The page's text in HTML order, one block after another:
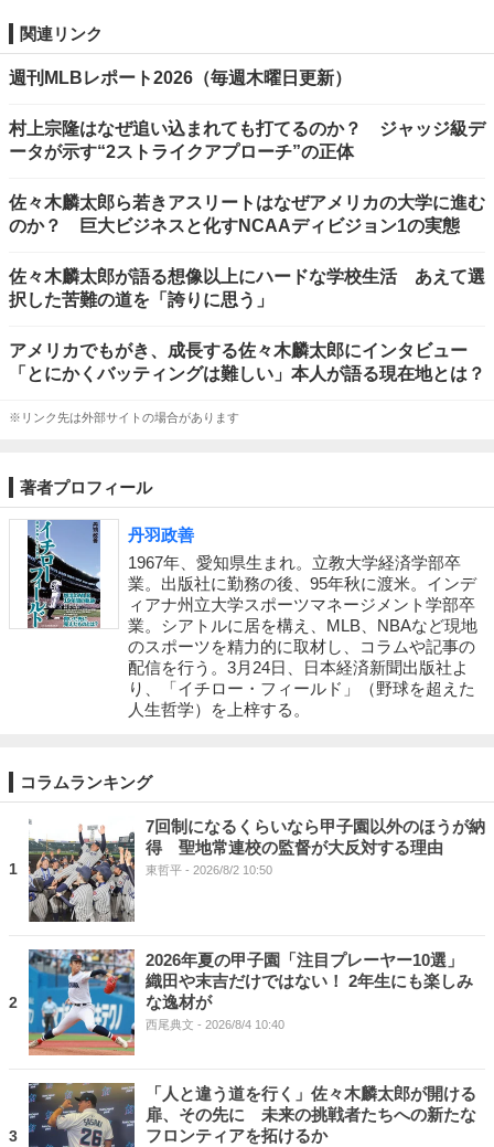
関連リンク
週刊MLBレポート2026（毎週木曜日更新）
村上宗隆はなぜ追い込まれても打てるのか？ ジャッジ級デ
ータが示す“2ストライクアプローチ”の正体
佐々木麟太郎ら若きアスリートはなぜアメリカの大学に進む
のか？ 巨大ビジネスと化すNCAAディビジョン1の実態
佐々木麟太郎が語る想像以上にハードな学校生活 あえて選
択した苦難の道を「誇りに思う」
アメリカでもがき、成長する佐々木麟太郎にインタビュー
「とにかくバッティングは難しい」本人が語る現在地とは？
※リンク先は外部サイトの場合があります
著者プロフィール
丹羽政善
1967年、愛知県生まれ。立教大学経済学部卒
業。出版社に勤務の後、95年秋に渡米。インデ
ィアナ州立大学スポーツマネージメント学部卒
業。シアトルに居を構え、MLB、NBAなど現地
のスポーツを精力的に取材し、コラムや記事の
配信を行う。3月24日、日本経済新聞出版社よ
り、「イチロー・フィールド」（野球を超えた
人生哲学）を上梓する。
コラムランキング
1
7回制になるくらいなら甲子園以外のほうが納
得 聖地常連校の監督が大反対する理由
東哲平 - 2026/8/2 10:50
2
2026年夏の甲子園「注目プレーヤー10選」
織田や末吉だけではない！ 2年生にも楽しみ
な逸材が
西尾典文 - 2026/8/4 10:40
3
「人と違う道を行く」佐々木麟太郎が開ける
扉、その先に 未来の挑戦者たちへの新たな
フロンティアを拓けるか